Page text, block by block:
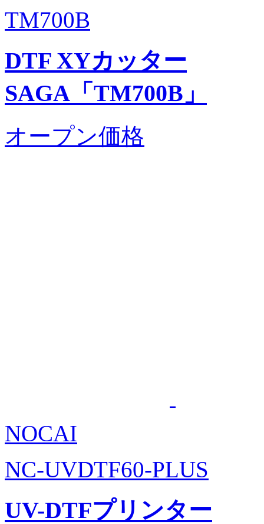
TM700B
DTF XYカッター
SAGA「TM700B」
オープン価格
NOCAI
NC-UVDTF60-PLUS
UV-DTFプリンター